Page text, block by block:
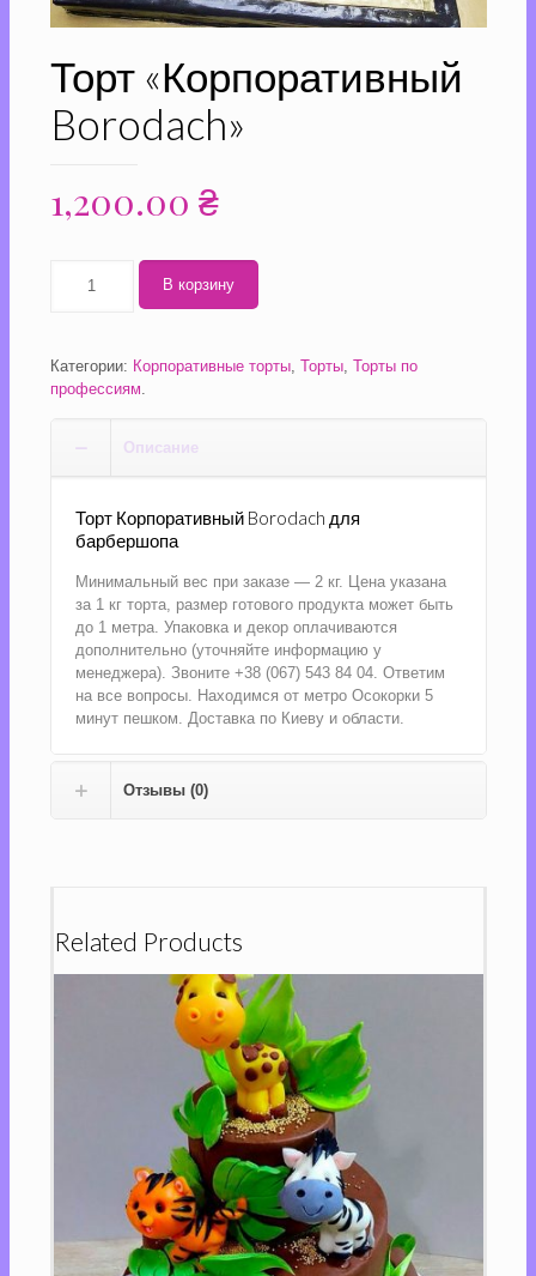
Торт «Корпоративный
Borodach»
1,200.00 ₴
Количество
В корзину
Категории: Корпоративные торты, Торты, Торты по
профессиям
Описание
Торт Корпоративный Borodach для
барбершопа
Минимальный вес при заказе — 2 кг. Цена указана
за 1 кг торта, размер готового продукта может быть
до 1 метра. Упаковка и декор оплачиваются
дополнительно (уточняйте информацию у
менеджера). Звоните +38 (067) 543 84 04. Ответим
на все вопросы. Находимся от метро Осокорки 5
минут пешком. Доставка по Киеву и области.
Отзывы (0)
Related Products